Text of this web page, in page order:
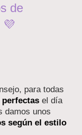
de
💜
para todas
el día
damos unos
según el estilo